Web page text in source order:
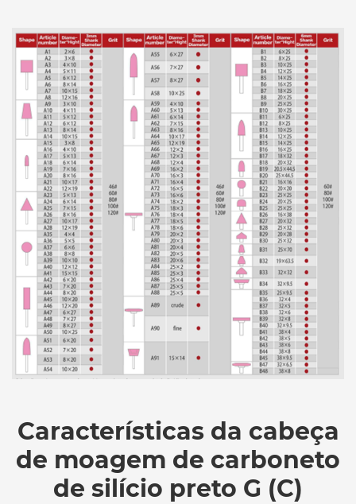
Características da cabeça
de moagem de carboneto
de silício preto G (C)